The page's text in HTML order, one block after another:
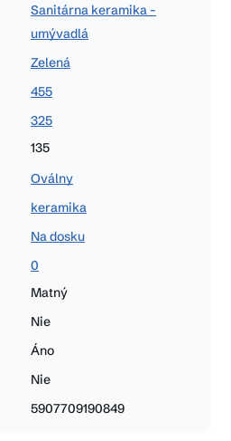
Sanitárna keramika -
umývadlá
Zelená
455
325
135
Oválny
keramika
Na dosku
0
Matný
Nie
Áno
Nie
5907709190849